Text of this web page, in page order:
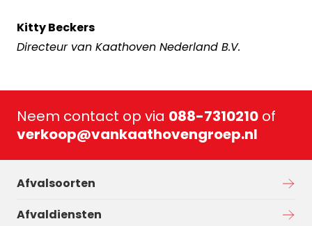
Kitty Beckers
Directeur van Kaathoven Nederland B.V.
Neem contact op via 088-7310210 of
verkoop@vankaathovengroep.nl
Afvalsoorten
Afvaldiensten